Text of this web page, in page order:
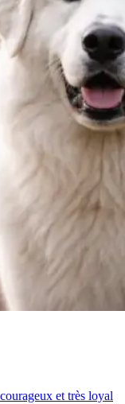
et très loyal